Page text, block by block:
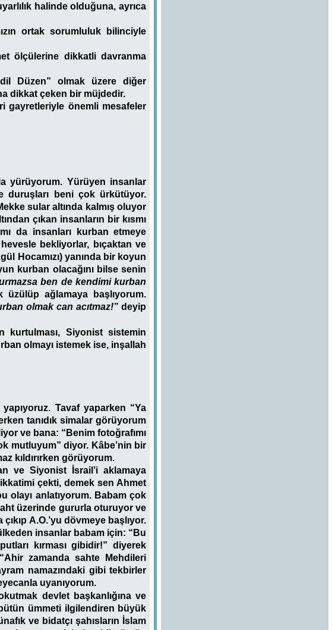
halinde olduğuna, ayrıca
ortak sorumluluk bilinciyle
ölçülerine dikkatli davranma
Düzen” olmak üzere diğer
dikkat çeken bir müjdedir.
gayretleriyle önemli mesafeler
yürüyorum. Yürüyen insanlar
duruşları beni çok ürkütüyor.
sular altında kalmış oluyor
çıkan insanların bir kısmı
da insanları kurban etmeye
bekliyorlar, bıçaktan ve
Hocamızı) yanında bir koyun
kurban olacağını bilse senin
ben de kendimi kurban
ağlamaya başlıyorum.
olmak can acıtmaz!” deyip
kurtulması, Siyonist sistemin
olmayı istemek ise, inşallah
Tavaf yaparken “Ya
tanıdık simalar görüyorum
ve bana: “Benim fotoğrafımı
mutluyum” diyor. Kâbe’nin bir
kıldırırken görüyorum.
ve Siyonist İsrail’i aklamaya
çekti, demek sen Ahmet
olayı anlatıyorum. Babam çok
üzerinde gururla oturuyor ve
A.O.’yu dövmeye başlıyor.
insanlar babam için: “Bu
kırması gibidir!” diyerek
zamanda sahte Mehdileri
namazındaki gibi tekbirler
uyanıyorum.
devlet başkanlığına ve
ümmeti ilgilendiren büyük
ve bidatçı şahısların İslam